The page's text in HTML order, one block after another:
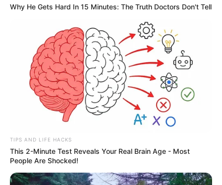
Why He Gets Hard In 15 Minutes: The Truth Doctors Don't Tell
TIPS AND LIFE HACKS
This 2-Minute Test Reveals Your Real Brain Age - Most
People Are Shocked!